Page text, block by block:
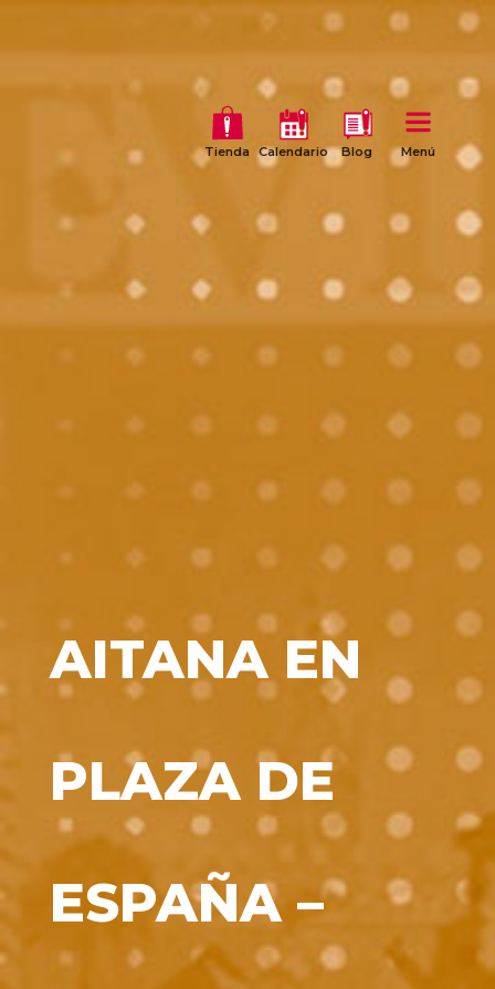
Tienda Calendario Blog Menú
AITANA EN
PLAZA DE
ESPAÑA –